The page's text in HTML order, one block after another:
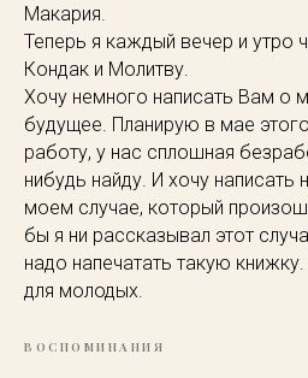
Макария.
Теперь я каждый вечер и утро
Кондак и Молитву.
Хочу немного написать Вам о
будущее. Планирую в мае
работу, у нас сплошная
нибудь найду. И хочу
моем случае, который
бы я ни рассказывал этот
надо напечатать такую
для молодых.
ВОСПОМИНАНИЯ